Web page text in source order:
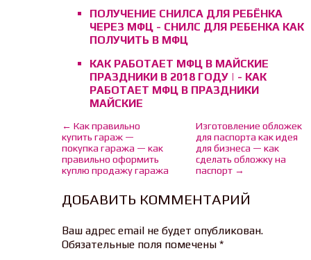
ПОЛУЧЕНИЕ СНИЛСА ДЛЯ РЕБЁНКА
ЧЕРЕЗ МФЦ - СНИЛС ДЛЯ РЕБЕНКА КАК
ПОЛУЧИТЬ В МФЦ
КАК РАБОТАЕТ МФЦ В МАЙСКИЕ
ПРАЗДНИКИ В 2018 ГОДУ | - КАК
РАБОТАЕТ МФЦ В ПРАЗДНИКИ
МАЙСКИЕ
← Как правильно
купить гараж —
покупка гаража — как
правильно оформить
куплю продажу гаража
Изготовление обложек
для паспорта как идея
для бизнеса — как
сделать обложку на
паспорт →
ДОБАВИТЬ КОММЕНТАРИЙ
Ваш адрес email не будет опубликован.
Обязательные поля помечены *